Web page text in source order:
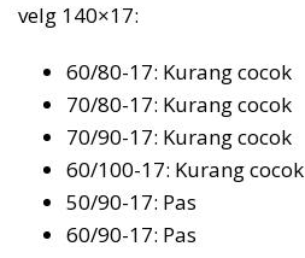
velg 140×17:
60/80-17: Kurang cocok
70/80-17: Kurang cocok
70/90-17: Kurang cocok
60/100-17: Kurang cocok
50/90-17: Pas
60/90-17: Pas